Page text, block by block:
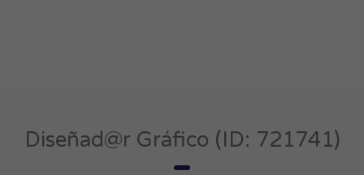
Diseñad@r Gráfico (ID: 721741)